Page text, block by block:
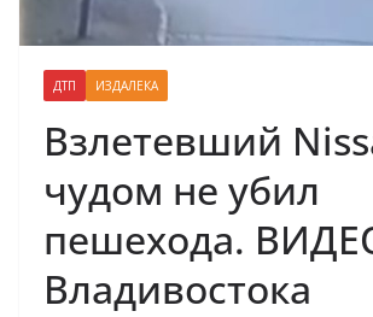
ДТП ИЗДАЛЕКА
Взлетевший
чудом не убил
пешехода.
Владивостока